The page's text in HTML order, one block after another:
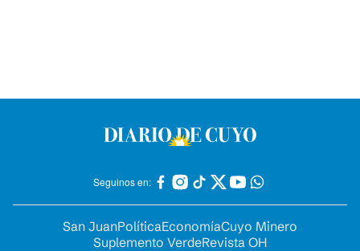
Seguinos en:
San JuanPolíticaEconomíaCuyo Minero
Suplemento VerdeRevista OH